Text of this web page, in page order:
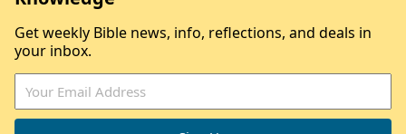
Get weekly Bible news, info, reflections, and deals in
your inbox.